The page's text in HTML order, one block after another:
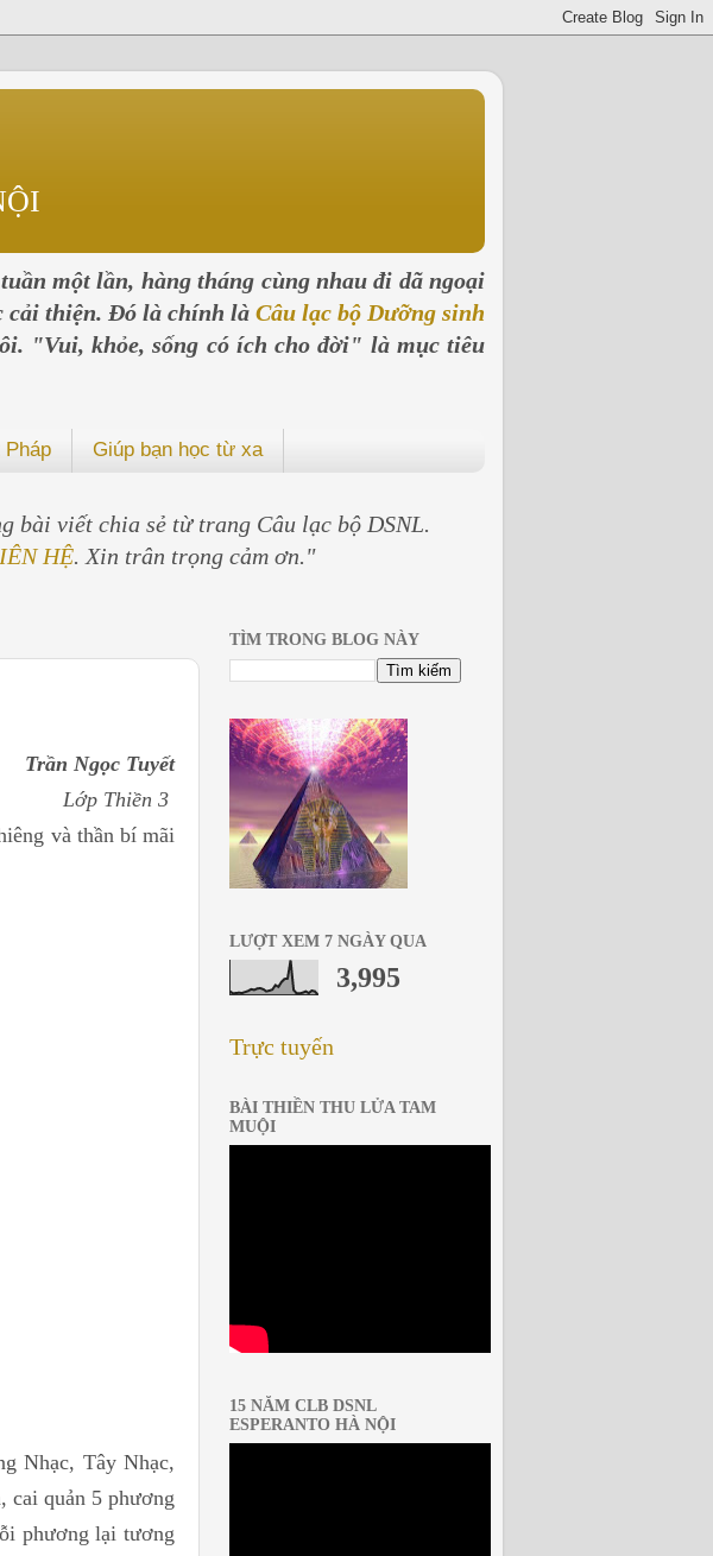
một lần, hàng tháng cùng nhau đi dã ngoại
cải thiện. Đó là chính là Câu lạc bộ Dưỡng sinh
"Vui, khỏe, sống có ích cho đời" là mục tiêu
Pháp Giúp bạn học từ xa
bài viết chia sẻ từ trang Câu lạc bộ DSNL.
HỆ. Xin trân trọng cảm ơn."
Trần Ngọc Tuyết
Lớp Thiền 3
và thần bí mãi
Nhạc, Tây Nhạc,
cai quản 5 phương
phương lại tương
TÌM TRONG BLOG NÀY
LƯỢT XEM 7 NGÀY QUA
3,995
Trực tuyến
BÀI THIỀN THU LỬA TAM
MUỘI
15 NĂM CLB DSNL
ESPERANTO HÀ NỘI